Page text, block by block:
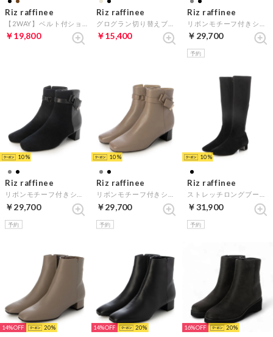
Riz raffinee
￥19,800
Riz raffinee
￥15,400
Riz raffinee
￥29,700
予約
10
Riz raffinee
￥29,700
予約
10
Riz raffinee
￥29,700
予約
10
Riz raffinee
￥31,900
予約
14% 20 14% 20 16% 20